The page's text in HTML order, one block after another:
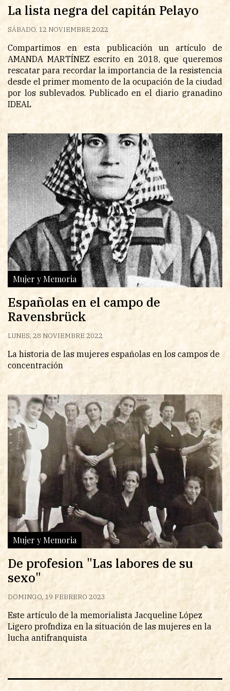
La lista negra del capitán Pelayo
SÁBADO, 12 NOVIEMBRE 2022
Compartimos en esta publicación un artículo de
AMANDA MARTÍNEZ escrito en 2018, que queremos
rescatar para recordar la importancia de la resistencia
desde el primer momento de la ocupación de la ciudad
por los sublevados. Publicado en el diario granadino
IDEAL
Mujer y Memoria
Españolas en el campo de
Ravensbrück
LUNES, 28 NOVIEMBRE 2022
La historia de las mujeres españolas en los campos de
concentración
Mujer y Memoria
De profesion "Las labores de su
sexo"
DOMINGO, 19 FEBRERO 2023
Este artículo de la memorialista Jacqueline López
Ligero profndiza en la situación de las mujeres en la
lucha antifranquista